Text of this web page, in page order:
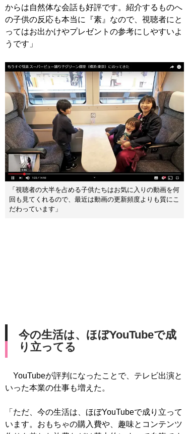
からは自然体な会話も好評です。紹介するものへ
の子供の反応も本当に『素』なので、視聴者にと
ってはお出かけやプレゼントの参考にしやすいよ
うです」
「視聴者の大半を占める子供たちはお気に入りの動画を何
回も見てくれるので、最近は動画の更新頻度よりも質にこ
だわっています」
今の生活は、ほぼYouTubeで成
り立ってる
YouTubeが評判になったことで、テレビ出演と
いった本業の仕事も増えた。
「ただ、今の生活は、ほぼYouTubeで成り立って
います。おもちゃの購入費や、趣味とコンテンツ